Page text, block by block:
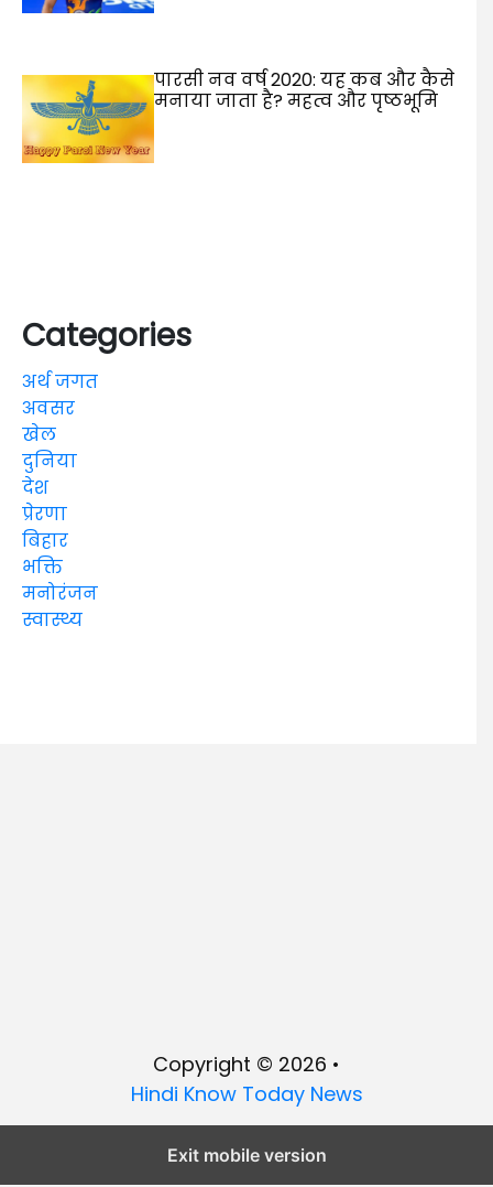
पारसी नव वर्ष 2020: यह कब और कैसे
मनाया जाता है? महत्व और पृष्ठभूमि
Categories
अर्थ जगत
अवसर
खेल
दुनिया
देश
प्रेरणा
बिहार
भक्ति
मनोरंजन
स्वास्थ्य
Copyright © 2026 •
Hindi Know Today News
Exit mobile version